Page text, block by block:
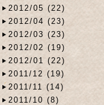
2012/05 (22)
2012/04 (23)
2012/03 (23)
2012/02 (19)
2012/01 (22)
2011/12 (19)
2011/11 (14)
2011/10 (8)